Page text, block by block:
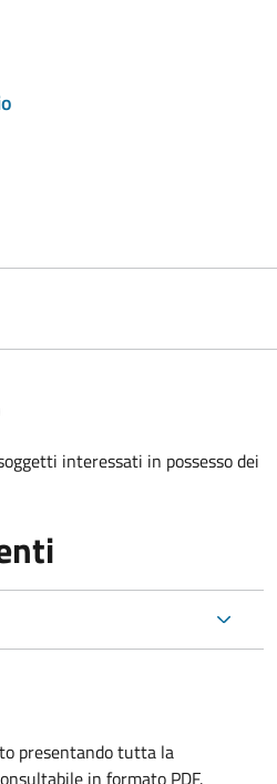
interessati in possesso dei
presentando tutta la
in formato PDF.